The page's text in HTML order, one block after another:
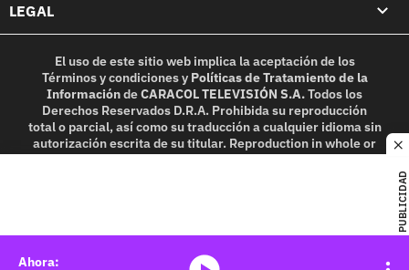
PUBLICIDAD
LEGAL
El uso de este sitio web implica la aceptación de los
Términos y condicionesy Políticas de Tratamiento de la
InformacióndeCARACOL TELEVISIÓN S.A.Todos los
Derechos Reservados D.R.A. Prohibida su reproducción
total o parcial, así como su traducción a cualquier idioma sin
autorización escrita de su titular. Reproduction in whole or
in part, or translation without written permission is